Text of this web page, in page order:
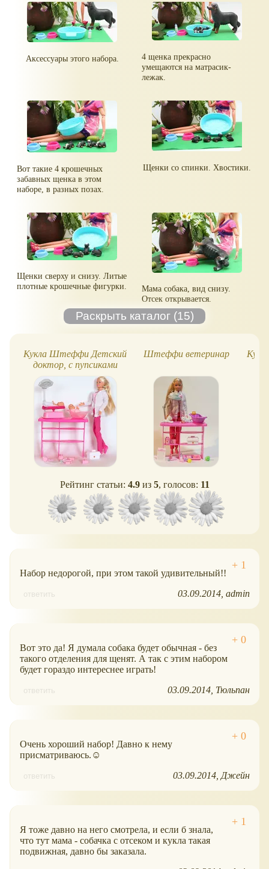
Аксессуары этого набора.
4 щенка прекрасно
умещаются на матрасик-
лежак.
Вот такие 4 крошечных
забавных щенка в этом
наборе, в разных позах.
Щенки со спинки. Хвостики.
Щенки сверху и снизу. Литые
плотные крошечные фигурки.
Мама собака, вид снизу.
Отсек открывается.
Кукла Штеффи Детский
доктор, с пупсиками
Штеффи ветеринар
Рейтинг статьи: 4.9из 5, голосов: 11
Набор недорогой, при этом такой удивительный!!
ответить 03.09.2014 admin
Вот это да! Я думала собака будет обычная - без
такого отделения для щенят. А так с этим набором
будет гораздо интереснее играть!
ответить 03.09.2014 Тюльпан
Очень хороший набор! Давно к нему
присматриваюсь.☺
ответить 03.09.2014 Джейн
Я тоже давно на него смотрела, и если б знала,
что тут мама - собачка с отсеком и кукла такая
подвижная, давно бы заказала.